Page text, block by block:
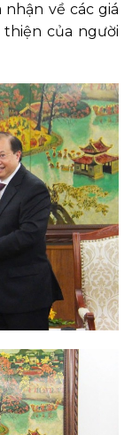
về các giá
của người